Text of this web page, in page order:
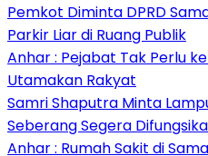
Pemkot Diminta DPRD
Parkir Liar di Ruang Publik
Anhar : Pejabat Tak Perlu
Utamakan Rakyat
Samri Shaputra Minta
Seberang Segera
Anhar : Rumah Sakit di